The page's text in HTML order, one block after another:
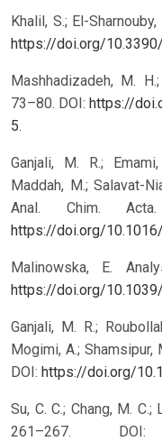
Khalil, S.; El-
https://doi.org/
Mashhadizadeh, M.
73–80. DOI: https://
5.
Ganjali, M. R.;
Maddah, M.; Salavat-
Anal. Chim.
https://doi.org/
Malinowska, E.
https://doi.org/
Ganjali, M. R.;
Mogimi, A.;
DOI: https://doi.org/
Su, C. C.; Chang, M.
261–267.